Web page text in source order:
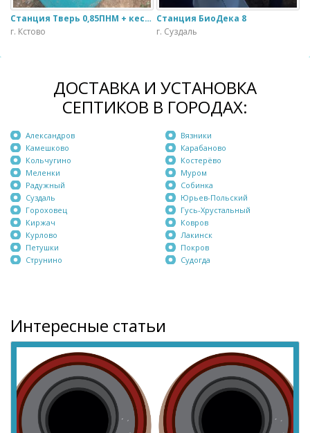
Станция Тверь 0,85ПНМ + кессон К1
г. Кстово
Станция БиоДека 8
г. Суздаль
ДОСТАВКА И УСТАНОВКА
СЕПТИКОВ В ГОРОДАХ:
Александров
Камешково
Кольчугино
Меленки
Радужный
Суздаль
Вязники
Карабаново
Костерёво
Муром
Собинка
Юрьев-Польский
Гороховец
Киржач
Курлово
Петушки
Струнино
Гусь-Хрустальный
Ковров
Лакинск
Покров
Судогда
Интересные статьи